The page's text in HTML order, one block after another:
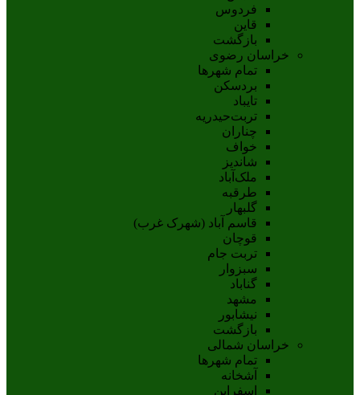
فردوس
قاين
بازگشت
خراسان رضوی
تمام شهر‌ها
بردسکن
تایباد
تربت‌حیدریه
چناران
خواف
شاندیز
ملک‌آباد
طرقبه
گلبهار
قاسم آباد (شهرک غرب)
قوچان
تربت جام
سبزوار
گناباد
مشهد
نيشابور
بازگشت
خراسان شمالی
تمام شهر‌ها
آشخانه
اسفراين